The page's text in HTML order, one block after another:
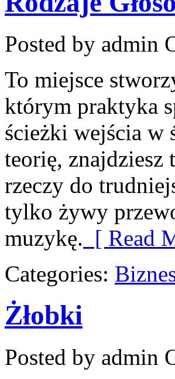
Posted by admin
To miejsce
którym praktyka
ścieżki wejścia w
teorię, znajdziesz
rzeczy do
tylko żywy
muzykę. [ Read
Categories:
Żłobki
Posted by admin